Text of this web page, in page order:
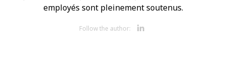
employés sont pleinement soutenus.
Follow the author: